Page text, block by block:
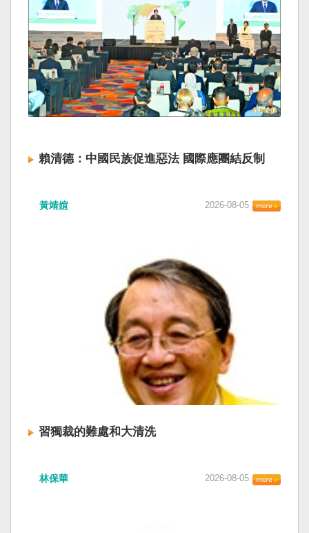
賴清德：中國民族促進惡法 國際應團結反制
「民族團結進步促進法」對各國人民進行政治審
統賴清德昨日於凱達格蘭論壇致詞表示，中國的
「民促法」不僅侵害台灣主權，更透過跨國鎮
壓，對世界各國人民進行政治審查、製造寒蟬效
應，是國際社會應該團結反制的惡法；台灣不會
接受統戰滲透和紅色恐怖、不會坐視中國將壓迫
黑手伸進台灣，或任何自由國家與地區。 不會坐
視北京黑手伸進台灣 賴清德指出，中國上個月不
顧國際反對，實施「民族團結進步促進法」，
「對中政策跨國議會聯盟」（IPAC）隨即發表聲
明，譴責嚴重違反基本人權。他感謝IPAC日本共
同主席中谷元、IPAC執行主任裴倫德昨以行動再
次彰顯這份聲明的立場，很榮幸代表台灣人民接
受IPAC的聲明，台灣會給予堅定的支持，共同捍
更透過跨國鎮壓手段，對世界各國人民進行政治
黃靖媗 2026-08-05
習獨裁的難處和大清洗
中全會。本來以為在七月上海的AI全球大會以
林保華 2026-08-05